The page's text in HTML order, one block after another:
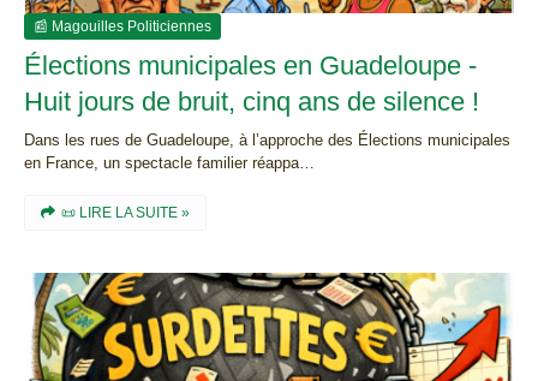
📰 Magouilles Politiciennes
Élections municipales en Guadeloupe -
Huit jours de bruit, cinq ans de silence !
Dans les rues de Guadeloupe, à l’approche des Élections municipales
en France, un spectacle familier réappa…
📜 LIRE LA SUITE »